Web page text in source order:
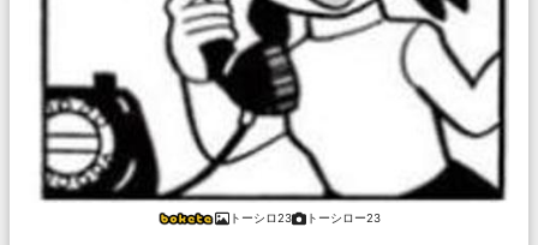
トーシロ23 トーシロー23